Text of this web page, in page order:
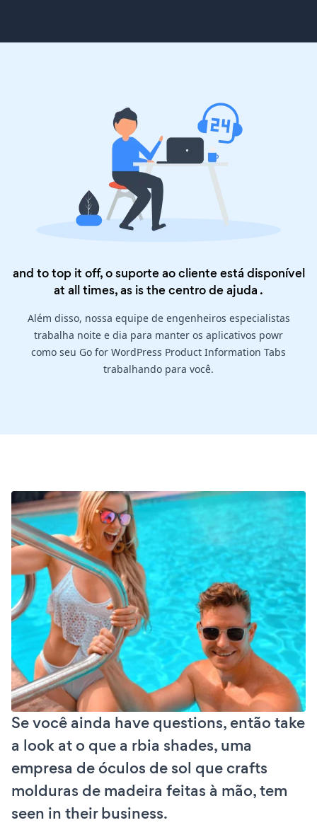
and to top it off, o suporte ao cliente está disponível
at all times, as is thecentro de ajuda .
Além disso, nossa equipe de engenheiros especialistas
trabalha noite e dia para manter os aplicativos powr
como seu Go for WordPress Product Information Tabs
trabalhando para você.
Se você ainda have questions, então take
a look at o que a rbia shades, uma
empresa de óculos de sol que crafts
molduras de madeira feitas à mão, tem
seen in their business.